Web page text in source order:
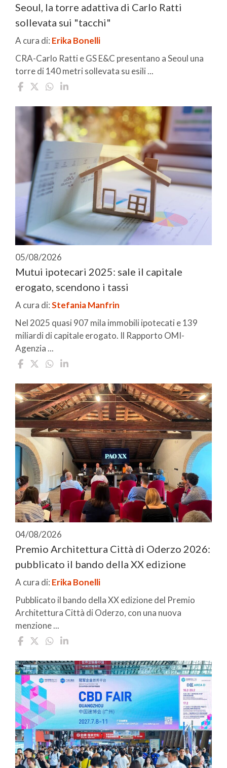
Seoul, la torre adattiva di Carlo Ratti
sollevata sui "tacchi"
A cura di: Erika Bonelli
CRA-Carlo Ratti e GS E&C presentano a Seoul una
torre di 140 metri sollevata su esili ...
05/08/2026
Mutui ipotecari 2025: sale il capitale
erogato, scendono i tassi
A cura di:Stefania Manfrin
Nel 2025 quasi 907 mila immobili ipotecati e 139
miliardi di capitale erogato. Il Rapporto OMI-
Agenzia ...
04/08/2026
Premio Architettura Città di Oderzo 2026:
pubblicato il bando della XX edizione
A cura di: Erika Bonelli
Pubblicato il bando della XX edizione del Premio
Architettura Città di Oderzo, con una nuova
menzione ...